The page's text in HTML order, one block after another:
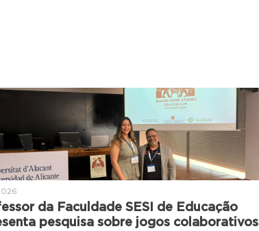
da Faculdade SESI de Educação
pesquisa sobre jogos colaborativos